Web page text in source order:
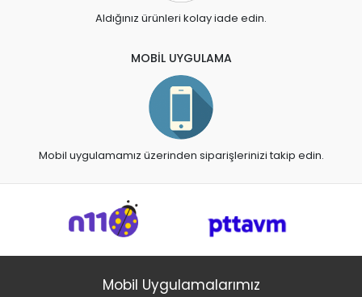
Aldığınız ürünleri kolay iade edin.
MOBİL UYGULAMA
Mobil uygulamamız üzerinden siparişlerinizi takip edin.
Mobil Uygulamalarımız